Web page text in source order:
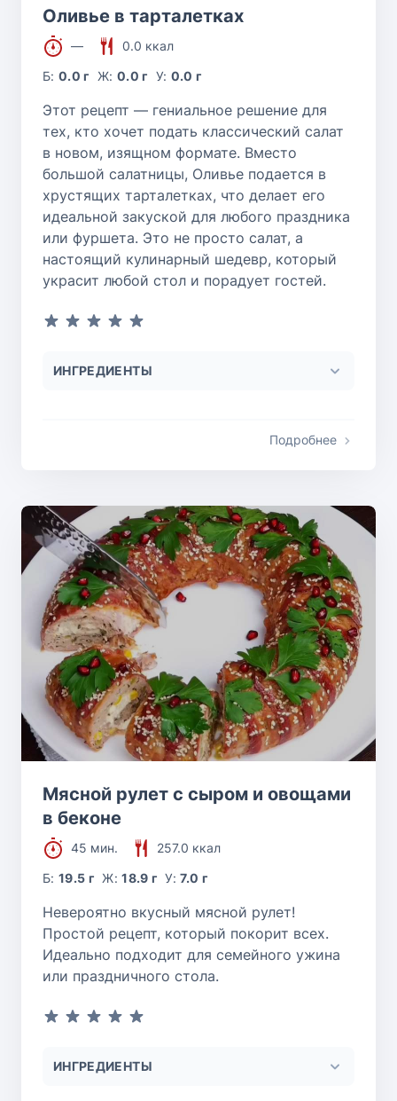
Оливье в тарталетках
—
0.0 ккал
Б:0.0 г Ж: 0.0 г У: 0.0 г
Этот рецепт — гениальное решение для
тех, кто хочет подать классический салат
в новом, изящном формате. Вместо
большой салатницы, Оливье подается в
хрустящих тарталетках, что делает его
идеальной закуской для любого праздника
или фуршета. Это не просто салат, а
настоящий кулинарный шедевр, который
украсит любой стол и порадует гостей.
ИНГРЕДИЕНТЫ
Подробнее
Мясной рулет с сыром и овощами
в беконе
45 мин.
257.0 ккал
Б:19.5 г Ж:18.9 г У:7.0 г
Невероятно вкусный мясной рулет!
Простой рецепт, который покорит всех.
Идеально подходит для семейного ужина
или праздничного стола.
ИНГРЕДИЕНТЫ